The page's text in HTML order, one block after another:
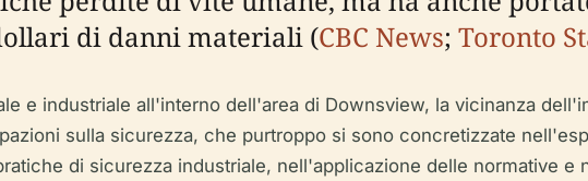
di danni materiali (CBC News; Toronto
e industriale all'interno dell'area di Downsview, la vicinanza
sulla sicurezza, che purtroppo si sono concretizzate
di sicurezza industriale, nell'applicazione delle normative e